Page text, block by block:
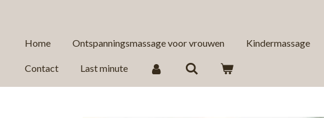
Home Ontspanningsmassage voor vrouwen Kindermassage
Contact Last minute